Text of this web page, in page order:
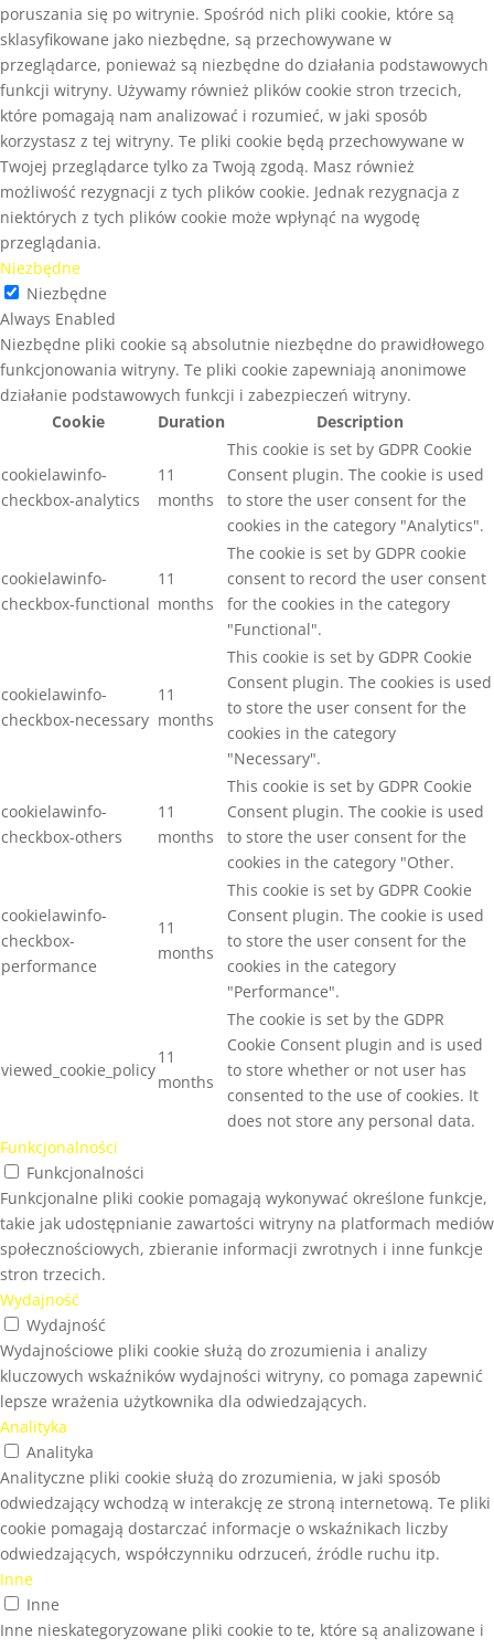
poruszania się po witrynie. Spośród nich pliki cookie, które są
sklasyfikowane jako niezbędne, są przechowywane w
przeglądarce, ponieważ są niezbędne do działania podstawowych
funkcji witryny. Używamy również plików cookie stron trzecich,
które pomagają nam analizować i rozumieć, w jaki sposób
korzystasz z tej witryny. Te pliki cookie będą przechowywane w
Twojej przeglądarce tylko za Twoją zgodą. Masz również
możliwość rezygnacji z tych plików cookie. Jednak rezygnacja z
niektórych z tych plików cookie może wpłynąć na wygodę
przeglądania.
Niezbędne
Niezbędne
Always Enabled
Niezbędne pliki cookie są absolutnie niezbędne do prawidłowego
funkcjonowania witryny. Te pliki cookie zapewniają anonimowe
działanie podstawowych funkcji i zabezpieczeń witryny.
Cookie
Duration Description
cookielawinfo-
checkbox-analytics
11
months
This cookie is set by GDPR Cookie
Consent plugin. The cookie is used
to store the user consent for the
cookies in the category "Analytics".
cookielawinfo-
checkbox-functional
11
months
The cookie is set by GDPR cookie
consent to record the user consent
for the cookies in the category
"Functional".
cookielawinfo-
checkbox-necessary
11
months
This cookie is set by GDPR Cookie
Consent plugin. The cookies is used
to store the user consent for the
cookies in the category
"Necessary".
cookielawinfo-
checkbox-others
11
months
This cookie is set by GDPR Cookie
Consent plugin. The cookie is used
to store the user consent for the
cookies in the category "Other.
cookielawinfo-
checkbox-
performance
11
months
This cookie is set by GDPR Cookie
Consent plugin. The cookie is used
to store the user consent for the
cookies in the category
"Performance".
viewed_cookie_policy
11
months
The cookie is set by the GDPR
Cookie Consent plugin and is used
to store whether or not user has
consented to the use of cookies. It
does not store any personal data.
Funkcjonalności
Funkcjonalności
Funkcjonalne pliki cookie pomagają wykonywać określone funkcje,
takie jak udostępnianie zawartości witryny na platformach mediów
społecznościowych, zbieranie informacji zwrotnych i inne funkcje
stron trzecich.
Wydajność
Wydajność
Wydajnościowe pliki cookie służą do zrozumienia i analizy
kluczowych wskaźników wydajności witryny, co pomaga zapewnić
lepsze wrażenia użytkownika dla odwiedzających.
Analityka
Analityka
Analityczne pliki cookie służą do zrozumienia, w jaki sposób
odwiedzający wchodzą w interakcję ze stroną internetową. Te pliki
cookie pomagają dostarczać informacje o wskaźnikach liczby
odwiedzających, współczynniku odrzuceń, źródle ruchu itp.
Inne
Inne
Inne nieskategoryzowane pliki cookie to te, które są analizowane i